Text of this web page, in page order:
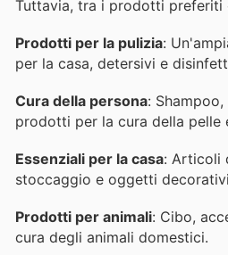
Tuttavia, tra i prodotti preferiti
Prodotti per la pulizia:
per la casa, detersivi e
Cura della persona:
prodotti per la cura della pelle
Essenziali per la casa: Articoli
stoccaggio e oggetti
Prodotti per animali: Cibo,
cura degli animali domestici.